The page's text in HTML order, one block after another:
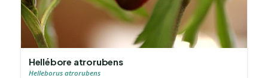
Hellébore atrorubens
Helleborus atrorubens